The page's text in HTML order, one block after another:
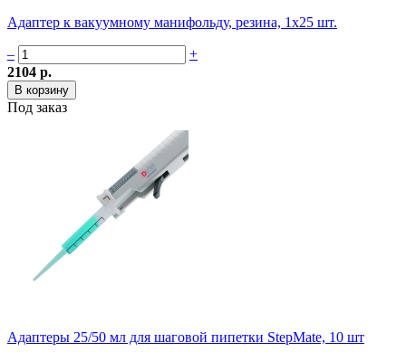
Адаптер к вакуумному манифольду, резина, 1х25 шт.
–
+
2104 р.
Под заказ
Адаптеры 25/50 мл для шаговой пипетки StepMate, 10 шт